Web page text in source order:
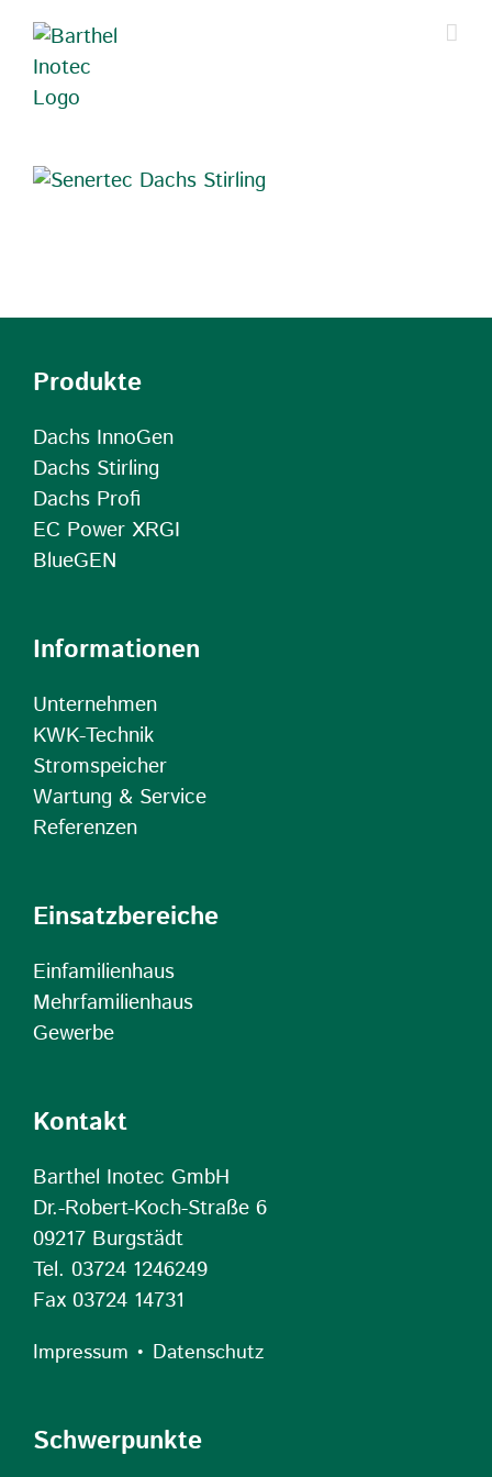
Inhalt
springen
Produkte
Dachs InnoGen
Dachs Stirling
Dachs Profi
EC Power XRGI
BlueGEN
Informationen
Unternehmen
KWK-Technik
Stromspeicher
Wartung & Service
Referenzen
Einsatzbereiche
Einfamilienhaus
Mehrfamilienhaus
Gewerbe
Kontakt
Barthel Inotec GmbH
Dr.-Robert-Koch-Straße 6
09217 Burgstädt
Tel. 03724 1246249
Fax 03724 14731
Impressum • Datenschutz
Schwerpunkte